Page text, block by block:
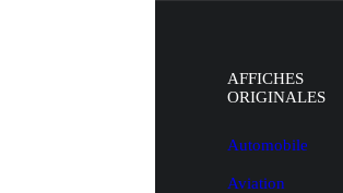
AFFICHES
ORIGINALES
Automobile
Aviation